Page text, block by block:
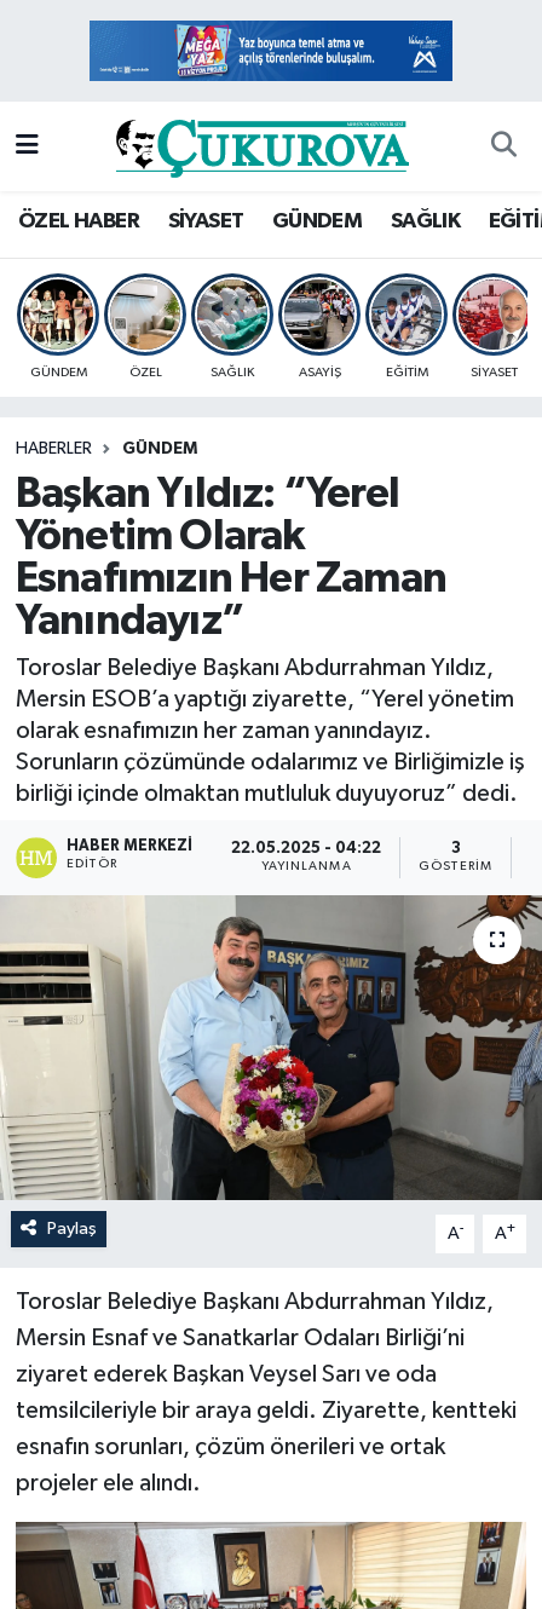
ÖZEL HABER SİYASET GÜNDEM SAĞLIK
GÜNDEM ÖZEL SAĞLIK ASAYİŞ EĞİTİM SİYASET
HABERLER GÜNDEM
Başkan Yıldız: “Yerel
Yönetim Olarak
Esnafımızın Her Zaman
Yanındayız”
Toroslar Belediye Başkanı Abdurrahman Yıldız,
Mersin ESOB’a yaptığı ziyarette, “Yerel yönetim
olarak esnafımızın her zaman yanındayız.
Sorunların çözümünde odalarımız ve Birliğimizle iş
birliği içinde olmaktan mutluluk duyuyoruz” dedi.
HABER MERKEZI
EDITÖR
22.05.2025 - 04:22
YAYINLANMA
3
GÖSTERIM
Paylaş A- A+
Toroslar Belediye Başkanı Abdurrahman Yıldız,
Mersin Esnaf ve Sanatkarlar Odaları Birliği’ni
ziyaret ederek Başkan Veysel Sarı ve oda
temsilcileriyle bir araya geldi. Ziyarette, kentteki
esnafın sorunları, çözüm önerileri ve ortak
projeler ele alındı.
Mersin Hava Durumu
Mersin Namaz Vakitleri
Mersin Trafik Yoğunluk Haritası
Süper Lig Puan Durumu ve Fikstür
Haber Arşivi